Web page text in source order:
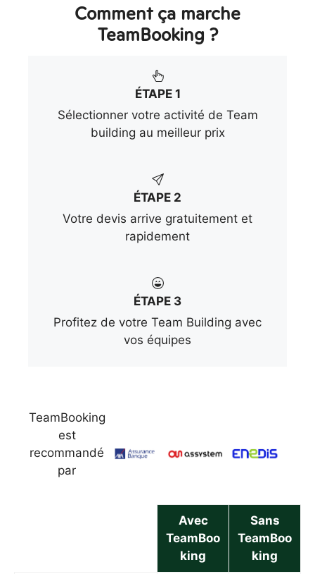
Comment ça marche
TeamBooking ?
ÉTAPE 1
Sélectionner votre activité de Team
building au meilleur prix
ÉTAPE 2
Votre devis arrive gratuitement et
rapidement
ÉTAPE 3
Profitez de votre Team Building avec
vos équipes
TeamBooking
est
recommandé
par
Avec
TeamBoo
king
Sans
TeamBoo
king